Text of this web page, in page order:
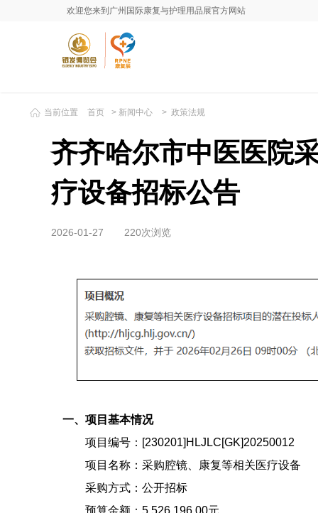
欢迎您来到广州国际康复与护理用品展官方网站
当前位置 首页 > 新闻中心 > 政策法规
齐齐哈尔市中医医院
疗设备招标公告
2026-01-27 220次浏览
一、项目基本情况
项目编号：[230201]HLJLC[GK]20250012
项目名称：采购腔镜、康复等相关医疗设备
采购方式：公开招标
预算金额：5,526,196.00元